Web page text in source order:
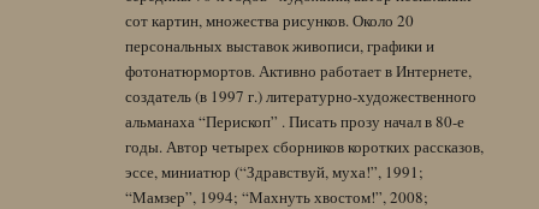
сот картин, множества рисунков. Около 20
персональных выставок живописи, графики и
фотонатюрмортов. Активно работает в Интернете,
создатель (в 1997 г.) литературно-художественного
альманаха “Перископ” . Писать прозу начал в 80-е
годы. Автор четырех сборников коротких рассказов,
эссе, миниатюр (“Здравствуй, муха!”, 1991;
“Мамзер”, 1994; “Махнуть хвостом!”, 2008;